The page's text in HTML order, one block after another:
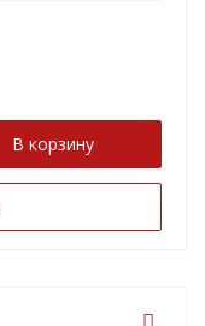
В корзину